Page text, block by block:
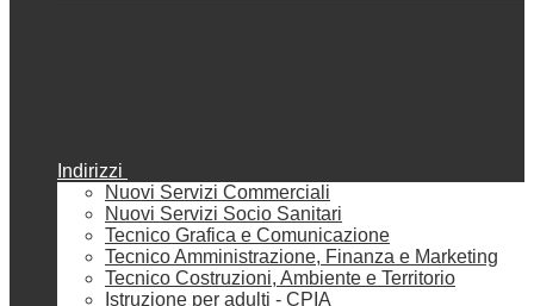
Indirizzi
Nuovi Servizi Commerciali
Nuovi Servizi Socio Sanitari
Tecnico Grafica e Comunicazione
Tecnico Amministrazione, Finanza e Marketing
Tecnico Costruzioni, Ambiente e Territorio
Istruzione per adulti - CPIA